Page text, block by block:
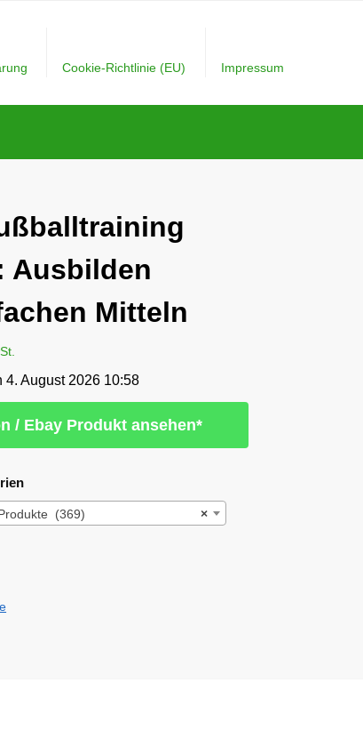
Cookie-Richtlinie (EU) Impressum
Ausbilden
Mitteln
4. August 2026 10:58
/ Ebay Produkt ansehen*
×
(369)